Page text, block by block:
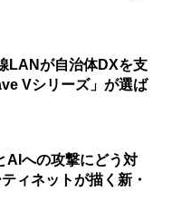
LANが自治体DXを支
Vシリーズ」が選ば
AIへの攻撃にどう対
ィネットが描く新・